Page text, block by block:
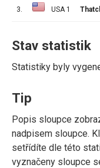
3. USA 1
Stav statistik
Statistiky byly
Tip
Popis sloupce
nadpisem sloupce.
setřídíte dle této
vyznačeny sloupce